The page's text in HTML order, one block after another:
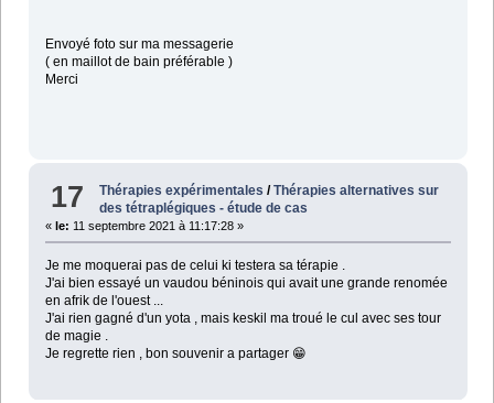
Envoyé foto sur ma messagerie
( en maillot de bain préférable )
Merci
17 Thérapies expérimentales /Thérapies alternatives sur
des tétraplégiques - étude de cas
« le: 11 septembre 2021 à 11:17:28 »
Je me moquerai pas de celui ki testera sa térapie .
J'ai bien essayé un vaudou béninois qui avait une grande renomée
en afrik de l'ouest ...
J'ai rien gagné d'un yota , mais keskil ma troué le cul avec ses tour
de magie .
Je regrette rien , bon souvenir a partager 😁